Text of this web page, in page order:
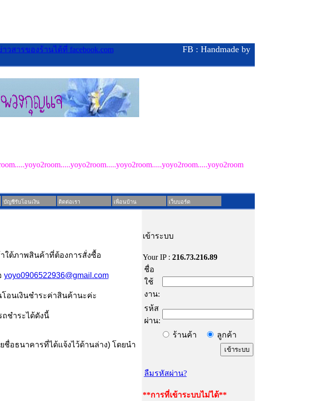
FB : Handmade by
บัญชีรับโอนเงิน ติดต่อเรา เพื่อนบ้าน เว็บบอร์ด
ใต้ภาพสินค้าที่ต้องการสั่งซื้อ
yoyo0906522936@gmail.com
อนเงินชำระค่าสินค้านะค่ะ
ชำระได้ดังนี้
อธนาคารที่ได้แจ้งไว้ด้านล่าง) โดยนำ
เข้าระบบ
Your IP : 216.73.216.89
ชื่อ
ใช้
งาน:
รห้ส
ผ่าน:
ร้านค้า
ลูกค้า
ลืมรหัสผ่าน?
**การที่เข้าระบบไม่ได้**